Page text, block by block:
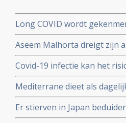
Long COVID wordt
cytotoxische CD8+ T-cellen
immuunreacties op de
patienten met
Aseem Malhorta dreigt zijn
Covid mRNA vaccins ter
jarige leeftijd plotseling
Covid-19 infectie kan het
gedurende drie jaar na een
Mediterrane dieet als
coronavirus - Covid-19
Er stierven in Japan
vaccinatie in vergelijking